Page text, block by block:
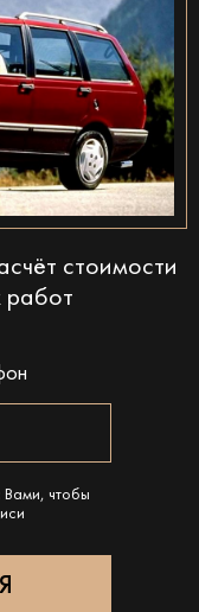
стоимости
работ
Вами, чтобы